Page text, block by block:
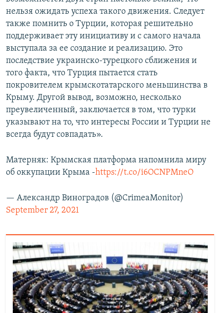
нельзя ожидать успеха такого движения. Следует
также помнить о Турции, которая решительно
поддерживает эту инициативу и с самого начала
выступала за ее создание и реализацию. Это
последствие украинско-турецкого сближения и
того факта, что Турция пытается стать
покровителем крымскотатарского меньшинства в
Крыму. Другой вывод, возможно, несколько
преувеличенный, заключается в том, что турки
указывают на то, что интересы России и Турции не
всегда будут совпадать».
Матерняк: Крымская платформа напомнила миру
об оккупации Крыма -https://t.co/i6OCNPMneO
— Александр Виноградов (@CrimeaMonitor)
September 27, 2021